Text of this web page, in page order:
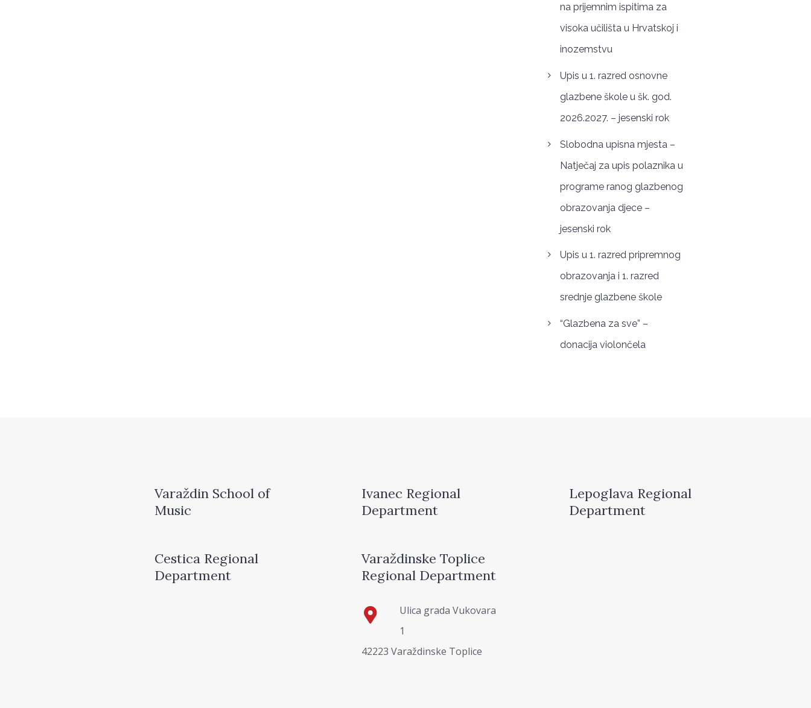
na prijemnim ispitima za
visoka učilišta u Hrvatskoj i
inozemstvu
Upis u 1. razred osnovne
glazbene škole u šk. god.
2026.2027. – jesenski rok
Slobodna upisna mjesta –
Natječaj za upis polaznika u
programe ranog glazbenog
obrazovanja djece –
jesenski rok
Upis u 1. razred pripremnog
obrazovanja i 1. razred
srednje glazbene škole
“Glazbena za sve” –
donacija violončela
Varaždin School of
Music
Ivanec Regional
Department
Lepoglava Regional
Department
Cestica Regional
Department
Varaždinske Toplice
Regional Department
Ulica grada Vukovara
1
42223 Varaždinske Toplice